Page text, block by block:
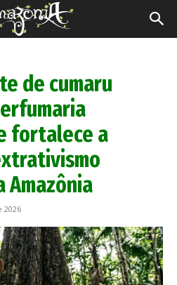
de cumaru
fortalece a
2026